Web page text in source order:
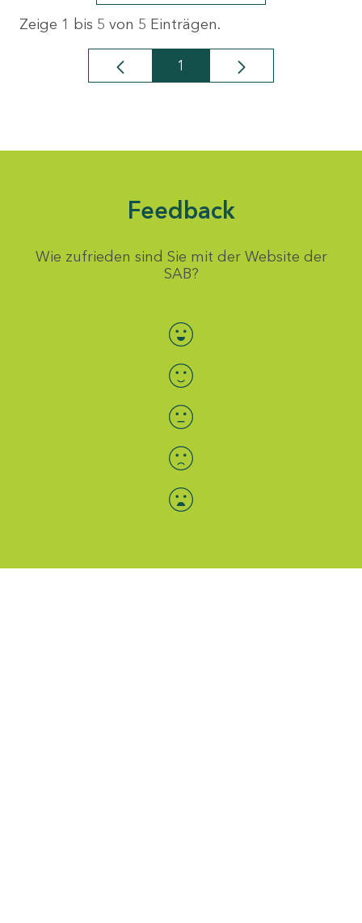
Zeige 1 bis 5 von 5 Einträgen.
Seite
1
Feedback
Wie zufrieden sind Sie mit der Website der
SAB?
Bewertung auswählen